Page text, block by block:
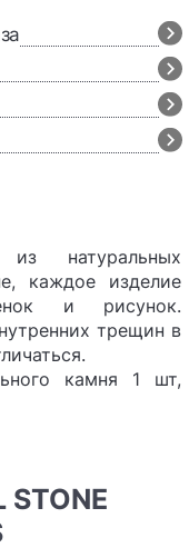
каждое изделие
и рисунок.
трещин в
камня 1 шт,